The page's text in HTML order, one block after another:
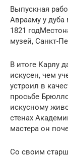
Выпускная
Аврааму у дуба
1821
музей, Санкт-
В итоге Карлу
искусен, чем
устроил в
просьбе
искусному
стенах
мастера он
Со своим